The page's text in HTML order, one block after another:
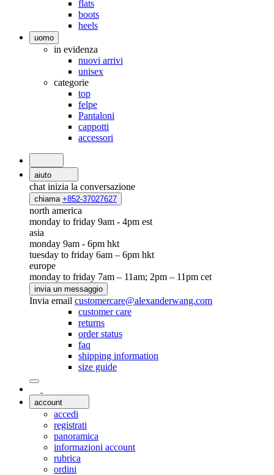
flats
boots
heels
uomo
in evidenza
nuovi arrivi
unisex
categorie
top
felpe
Pantaloni
cappotti
accessori
aiuto
chat inizia la conversazione
chiama +852-37027627
north america
monday to friday 9am - 4pm est
asia
monday 9am - 6pm hkt
tuesday to friday 6am – 6pm hkt
europe
monday to friday 7am – 11am; 2pm – 11pm cet
invia un messaggio
Invia email customercare@alexanderwang.com
customer care
returns
order status
faq
shipping information
size guide
account
accedi
registrati
panoramica
informazioni account
rubrica
ordini